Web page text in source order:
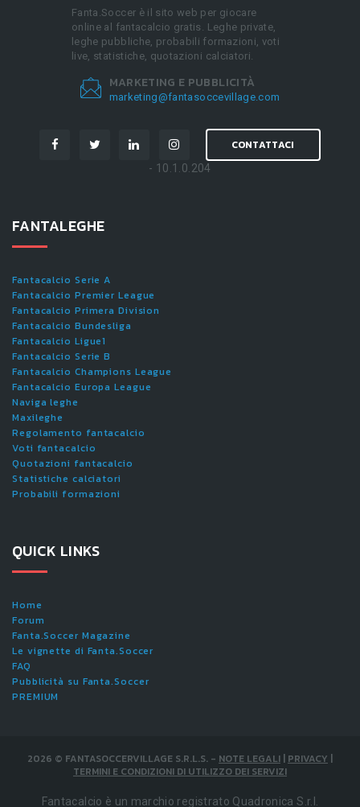
Fanta.Soccer è il sito web per giocare
online al fantacalcio gratis. Leghe private,
leghe pubbliche, probabili formazioni, voti
live, statistiche, quotazioni calciatori.
MARKETING E PUBBLICITÀ
marketing@fantasoccevillage.com
CONTATTACI
- 10.1.0.204
FANTALEGHE
Fantacalcio Serie A
Fantacalcio Premier League
Fantacalcio Primera Division
Fantacalcio Bundesliga
Fantacalcio Ligue1
Fantacalcio Serie B
Fantacalcio Champions League
Fantacalcio Europa League
Naviga leghe
Maxileghe
Regolamento fantacalcio
Voti fantacalcio
Quotazioni fantacalcio
Statistiche calciatori
Probabili formazioni
QUICK LINKS
Home
Forum
Fanta.Soccer Magazine
Le vignette di Fanta.Soccer
FAQ
Pubblicità su Fanta.Soccer
PREMIUM
2026 © FANTASOCCERVILLAGE S.R.L.S. - NOTE LEGALI | PRIVACY |
TERMINI E CONDIZIONI DI UTILIZZO DEI SERVIZI
Fantacalcio è un marchio registrato Quadronica S.r.l.